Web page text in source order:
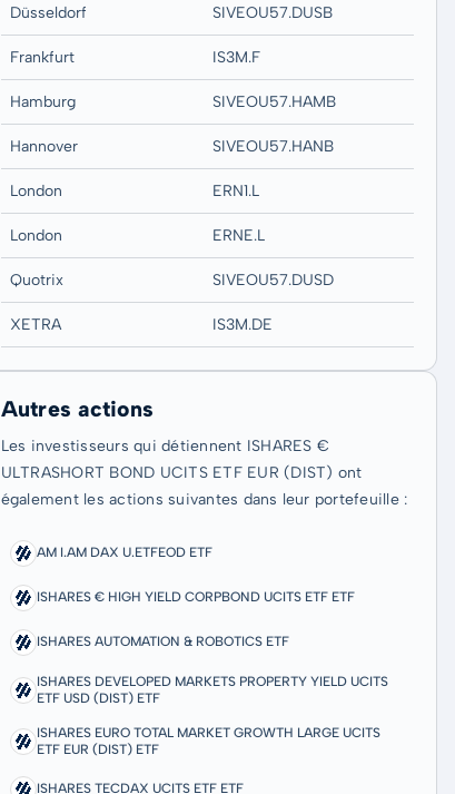
Düsseldorf SIVEOU57.DUSB
Frankfurt IS3M.F
Hamburg SIVEOU57.HAMB
Hannover SIVEOU57.HANB
London ERN1.L
London ERNE.L
Quotrix SIVEOU57.DUSD
XETRA IS3M.DE
Autres actions
Les investisseurs qui détiennent ISHARES €
ULTRASHORT BOND UCITS ETF EUR (DIST) ont
également les actions suivantes dans leur portefeuille :
AM I.AM DAX U.ETFEOD ETF
ISHARES € HIGH YIELD CORPBOND UCITS ETF ETF
ISHARES AUTOMATION & ROBOTICS ETF
ISHARES DEVELOPED MARKETS PROPERTY YIELD UCITS
ETF USD (DIST) ETF
ISHARES EURO TOTAL MARKET GROWTH LARGE UCITS
ETF EUR (DIST) ETF
ISHARES TECDAX UCITS ETF ETF